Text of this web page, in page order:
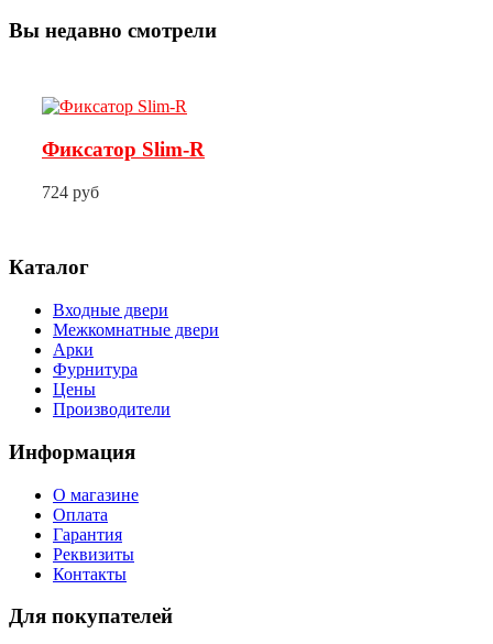
Вы недавно смотрели
Фиксатор Slim-R
724 руб
Каталог
Входные двери
Межкомнатные двери
Арки
Фурнитура
Цены
Производители
Информация
О магазине
Оплата
Гарантия
Реквизиты
Контакты
Для покупателей